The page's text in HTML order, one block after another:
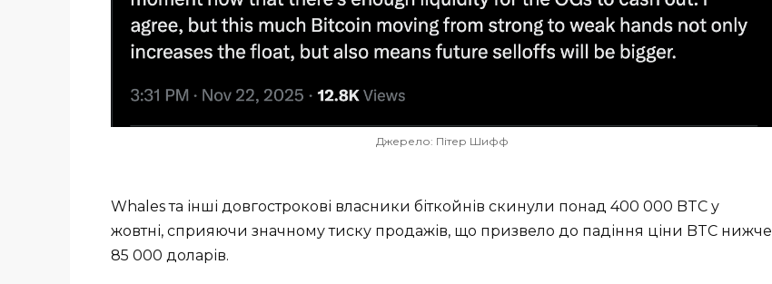
Джерело: Пітер Шифф
Whales та інші довгострокові власники біткойнів скинули понад 400 000 BTC у
жовтні, сприяючи значному тиску продажів, що призвело до падіння ціни BTC нижче
85 000 доларів.